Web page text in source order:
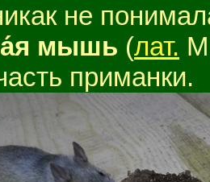
не
мышь (лат.
приманки.